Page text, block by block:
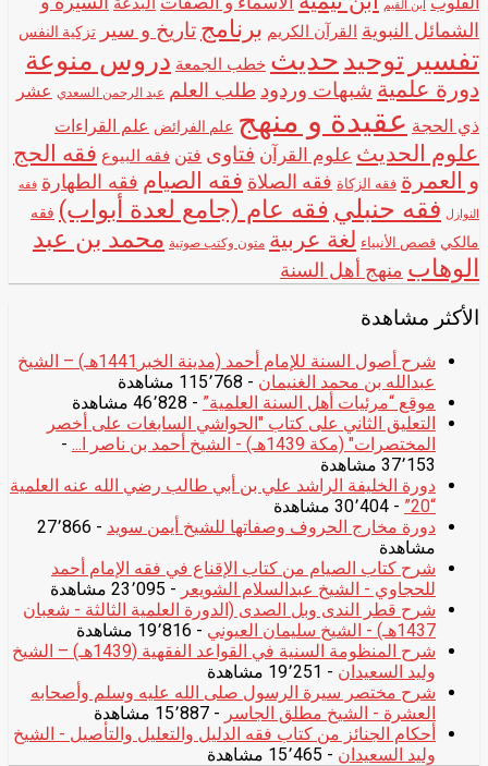
ابن القيم
الشمائل النبوية القرآن الكريم برنامج تاريخ و سير تزكية النفس
تفسير توحيد حديث خطب الجمعة دروس منوعة
دورة علمية شبهات وردود طلب العلم عبد الرحمن السعدي عشر
ذي الحجة عقيدة و منهج علم الفرائض علم القراءات
علوم الحديث علوم القرآن فتاوى فتن فقه البيوع فقه الحج
و العمرة فقه الزكاة فقه الصلاة فقه الصيام فقه الطهارة فقه
النوازل فقه حنبلي فقه عام (جامع لعدة أبواب) فقه
مالكي قصص الأنبياء لغة عربية متون وكتب صوتية محمد بن عبد
الوهاب منهج أهل السنة
الأكثر مشاهدة
شرح أصول السنة للإمام أحمد (مدينة الخبر1441هـ) – الشيخ
عبدالله بن محمد الغنيمان - 115٬768 مشاهدة
موقع “مرئيات أهل السنة العلمية” - 46٬828 مشاهدة
التعليق الثاني على كتاب "الحواشي السابغات على أخصر
المختصرات" (مكة 1439هـ) - الشيخ أحمد بن ناصر ا...
-
37٬153 مشاهدة
دورة الخليفة الراشد علي بن أبي طالب رضي الله عنه العلمية
“20”
- 30٬404 مشاهدة
دورة مخارج الحروف وصفاتها للشيخ أيمن سويد
- 27٬866
مشاهدة
شرح كتاب الصيام من كتاب الإقناع في فقه الإمام أحمد
للحجاوي - الشيخ عبدالسلام الشويعر - 23٬095 مشاهدة
شرح قطر الندى وبل الصدى (الدورة العلمية الثالثة - شعبان
1437هـ) - الشيخ سليمان العيوني
- 19٬816 مشاهدة
شرح المنظومة السنية في القواعد الفقهية (1439هـ) – الشيخ
وليد السعيدان - 19٬251 مشاهدة
شرح مختصر سيرة الرسول صلى الله عليه وسلم وأصحابه
العشرة - الشيخ مطلق الجاسر - 15٬887 مشاهدة
أحكام الجنائز من كتاب فقه الدليل والتعليل والتأصيل - الشيخ
وليد السعيدان - 15٬465 مشاهدة